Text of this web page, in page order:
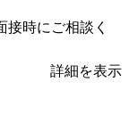
時にご相談く
詳細を表示